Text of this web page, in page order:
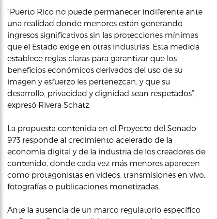
“Puerto Rico no puede permanecer indiferente ante
una realidad donde menores están generando
ingresos significativos sin las protecciones mínimas
que el Estado exige en otras industrias. Esta medida
establece reglas claras para garantizar que los
beneficios económicos derivados del uso de su
imagen y esfuerzo les pertenezcan, y que su
desarrollo, privacidad y dignidad sean respetados”,
expresó Rivera Schatz.
La propuesta contenida en el Proyecto del Senado
973 responde al crecimiento acelerado de la
economía digital y de la industria de los creadores de
contenido, donde cada vez más menores aparecen
como protagonistas en videos, transmisiones en vivo,
fotografías o publicaciones monetizadas.
Ante la ausencia de un marco regulatorio específico